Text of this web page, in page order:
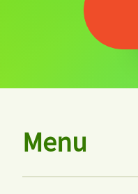
Menu